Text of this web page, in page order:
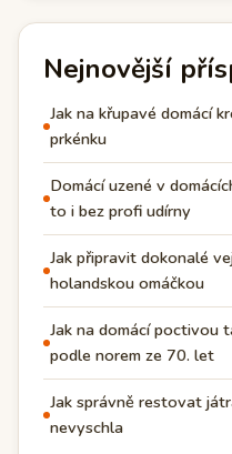
Nejnovější
Jak na křupavé domácí
prkénku
Domácí uzené v
to i bez profi udírny
Jak připravit dokonalé
holandskou omáčkou
Jak na domácí poctivou
podle norem ze 70. let
Jak správně restovat
nevyschla